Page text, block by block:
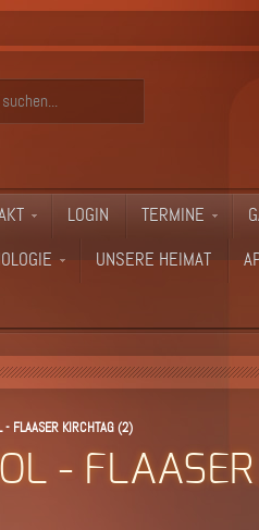
LOGIN TERMINE
UNSERE HEIMAT
FLAASER KIRCHTAG (2)
- FLAASER